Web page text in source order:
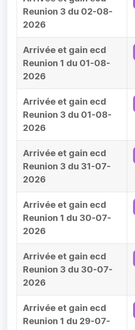
Reunion 3 du 02-08-
2026
Arrivée et gain ecd
Reunion 1 du 01-08-
2026
Arrivée et gain ecd
Reunion 3 du 01-08-
2026
Arrivée et gain ecd
Reunion 3 du 31-07-
2026
Arrivée et gain ecd
Reunion 1 du 30-07-
2026
Arrivée et gain ecd
Reunion 3 du 30-07-
2026
Arrivée et gain ecd
Reunion 1 du 29-07-